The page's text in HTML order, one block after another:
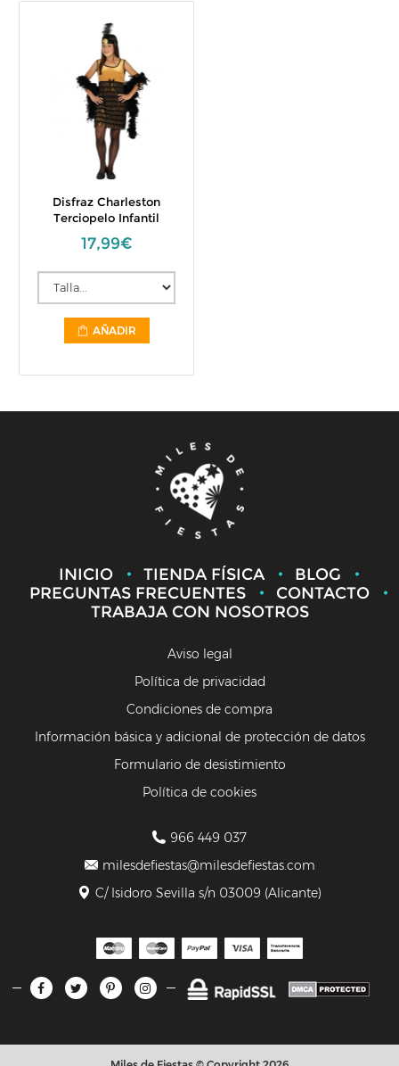
Disfraz Charleston
Terciopelo Infantil
17,99€
AÑADIR
INICIO TIENDA FÍSICA
BLOG
PREGUNTAS FRECUENTES
CONTACTO
TRABAJA CON NOSOTROS
Aviso legal
Política de privacidad
Condiciones de compra
Información básica y adicional de protección de datos
Formulario de desistimiento
Política de cookies
966 449 037
milesdefiestas@milesdefiestas.com
C/ Isidoro Sevilla s/n 03009 (Alicante)